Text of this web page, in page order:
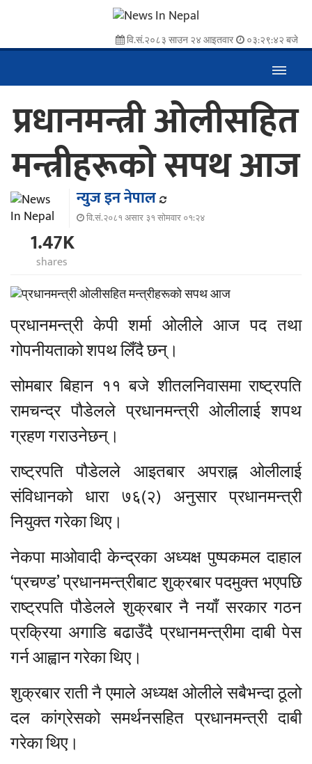
वि.सं.२०८३ साउन २४ आइतवार ०३:२९:४२ बजे
प्रधानमन्त्री ओलीसहित
मन्त्रीहरूको सपथ आज
न्युज इन नेपाल
वि.सं.२०८१ असार ३१ सोमवार ०१:२४
1.47K
shares
प्रधानमन्त्री केपी शर्मा ओलीले आज पद तथा
गोपनीयताको शपथ लिँदै छन्।
सोमबार बिहान ११ बजे शीतलनिवासमा राष्ट्रपति
रामचन्द्र पौडेलले प्रधानमन्त्री ओलीलाई शपथ
ग्रहण गराउनेछन्।
राष्ट्रपति पौडेलले आइतबार अपराह्न ओलीलाई
संविधानको धारा ७६(२) अनुसार प्रधानमन्त्री
नियुक्त गरेका थिए।
नेकपा माओवादी केन्द्रका अध्यक्ष पुष्पकमल दाहाल
‘प्रचण्ड’ प्रधानमन्त्रीबाट शुक्रबार पदमुक्त भएपछि
राष्ट्रपति पौडेलले शुक्रबार नै नयाँ सरकार गठन
प्रक्रिया अगाडि बढाउँदै प्रधानमन्त्रीमा दाबी पेस
गर्न आह्वान गरेका थिए।
शुक्रबार राती नै एमाले अध्यक्ष ओलीले सबैभन्दा ठूलो
दल कांग्रेसको समर्थनसहित प्रधानमन्त्री दाबी
गरेका थिए।